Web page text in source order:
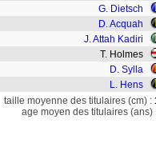
G. Dietsch
D. Acquah
J. Attah Kadiri
T. Holmes
D. Sylla
L. Hens
taille moyenne des titulaires (cm) :
age moyen des titulaires (ans)